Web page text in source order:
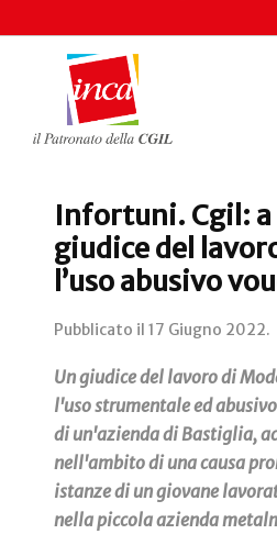
Infortuni. Cgil: a
giudice del
l’uso abusivo
Pubblicato il 17 Giugno 2022.
Un giudice del lavoro di
l'uso strumentale ed
di un'azienda di Bastiglia,
nell'ambito di una causa
istanze di un giovane
nella piccola azienda